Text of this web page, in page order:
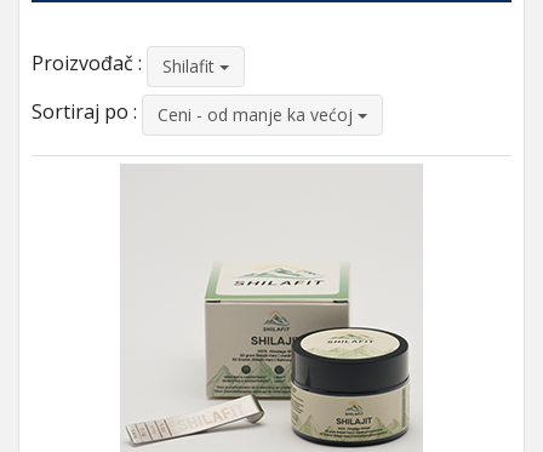
Proizvođač : Shilafit
Sortiraj po : Ceni - od manje ka većoj